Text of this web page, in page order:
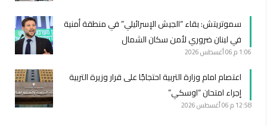
سموتريتش: بقاء “الجيش الإسرائيلي” في منطقة أمنية
في لبنان ضروري لأمن سكان الشمال
1:06 م 06 أغسطس 2026
اعتصام امام وزارة التربية احتجاجًا على قرار وزيرة التربية
إجراء امتحان “اوسكي”
12:58 م 06 أغسطس 2026